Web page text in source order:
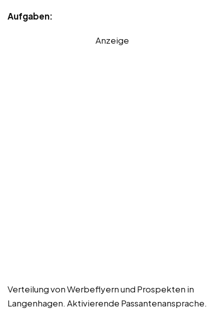
Aufgaben:
Anzeige
Verteilung von Werbeflyern und Prospekten in
Langenhagen. Aktivierende Passantenansprache.